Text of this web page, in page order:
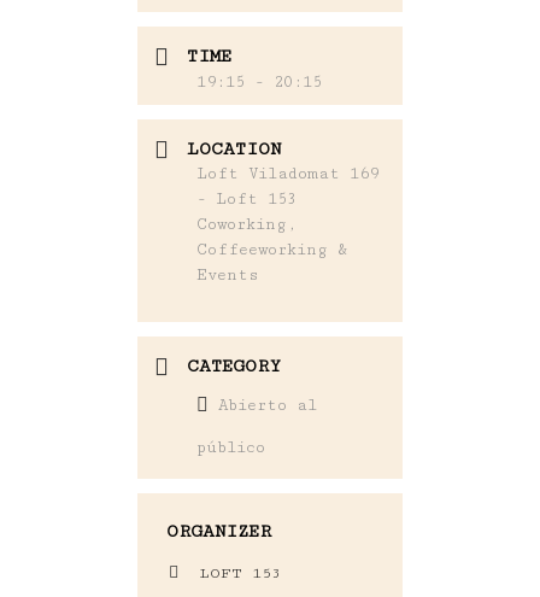
TIME
19:15 - 20:15
LOCATION
Loft Viladomat 169
- Loft 153
Coworking,
Coffeeworking &
Events
CATEGORY
Abierto al
público
ORGANIZER
LOFT 153